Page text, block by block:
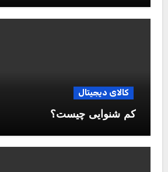
کالای دیجیتال
کم شنوایی چیست؟